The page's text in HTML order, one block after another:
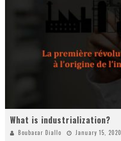
What is industrialization?
Boubacar Diallo January 15, 2020